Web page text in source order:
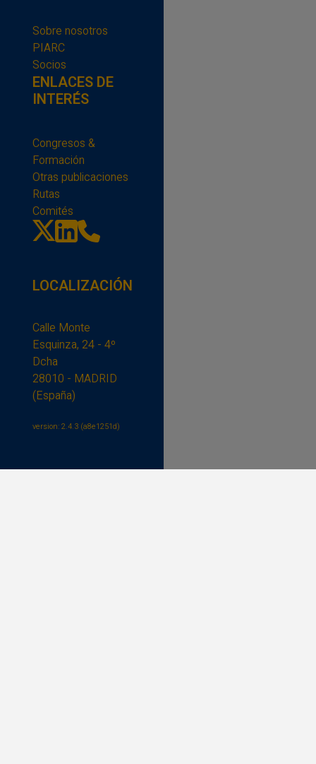
Sobre nosotros
PIARC
Socios
ENLACES DE
INTERÉS
Congresos &
Formación
Otras publicaciones
Rutas
Comités
LOCALIZACIÓN
Calle Monte
Esquinza, 24 - 4º
Dcha
28010 - MADRID
(España)
version: 2.4.3 (a8e1251d)